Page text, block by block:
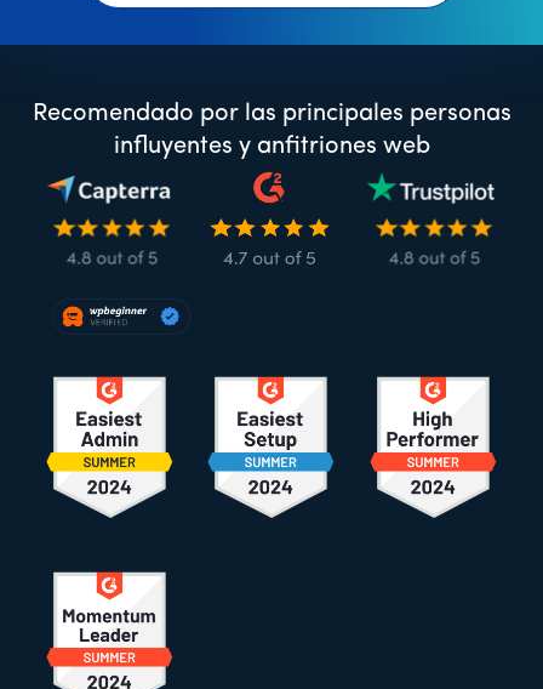
Recomendado por las principales personas
influyentes y anfitriones web